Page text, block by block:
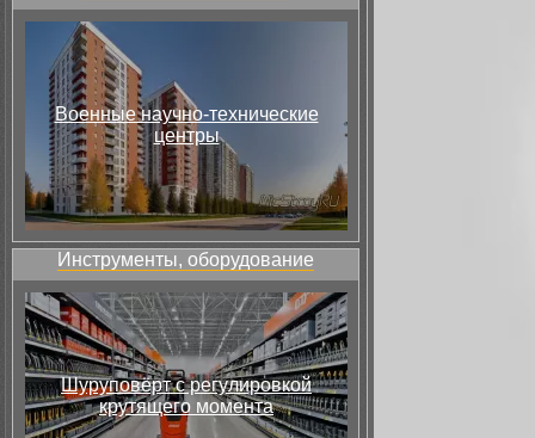
Военные научно-технические
центры
Инструменты, оборудование
Шуруповёрт с регулировкой
крутящего момента